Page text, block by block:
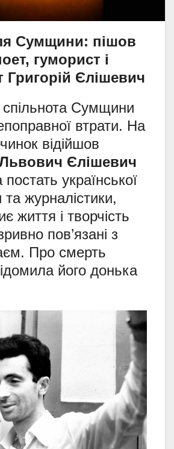
Сумщини: пішов
гуморист і
Григорій Єлішевич
спільнота Сумщини
втрати. На
відійшов
Єлішевич
української
та журналістики,
життя і творчість
пов’язані з
Про смерть
його донька